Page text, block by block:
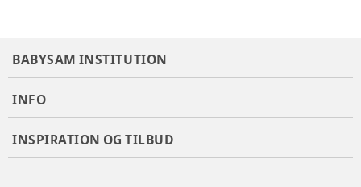
BABYSAM INSTITUTION
INFO
INSPIRATION OG TILBUD